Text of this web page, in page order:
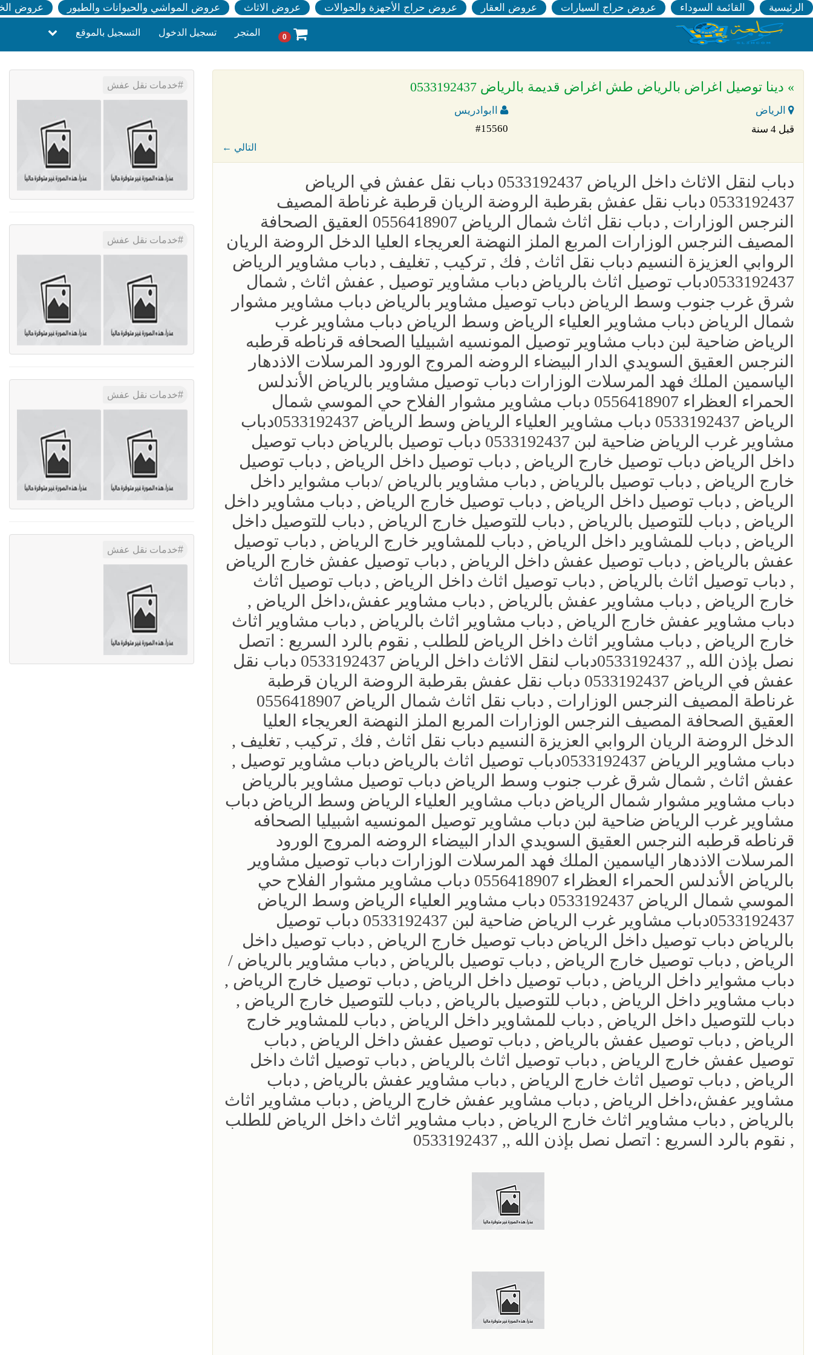
الرئيسية القائمة السوداء عروض حراج السيارات عروض العقار عروض حراج الأجهزة والجوالات عروض الاثاث عروض المواشي والحيوانات والطيور عروض
0 المتجر تسجيل الدخول التسجيل بالموقع
» دينا توصيل اغراض بالرياض طش اغراض قديمة بالرياض 0533192437
الرياض
اابوادريس
قبل 4 سنة
#15560
← التالي
دباب لنقل الاثاث داخل الرياض 0533192437 دباب نقل عفش في الرياض
0533192437 دباب نقل عفش بقرطبة الروضة الريان قرطبة غرناطة المصيف
النرجس الوزارات , دباب نقل اثاث شمال الرياض 0556418907 العقيق الصحافة
المصيف النرجس الوزارات المربع الملز النهضة العريجاء العليا الدخل الروضة الريان
الروابي العزيزة النسيم ‎دباب نقل اثاث , فك , تركيب , تغليف , دباب مشاوير الرياض
0533192437دباب توصيل اثاث بالرياض دباب مشاوير توصيل , عفش اثاث , شمال
شرق غرب جنوب وسط الرياض دباب توصيل مشاوير بالرياض دباب مشاوير مشوار
شمال الرياض دباب مشاوير العلياء الرياض وسط الرياض دباب مشاوير غرب
الرياض ضاحية لبن دباب مشاوير توصيل المونسيه اشبيليا الصحافه قرناطه قرطبه
النرجس العقيق السويدي الدار البيضاء الروضه المروج الورود المرسلات الاذدهار
الياسمين الملك فهد المرسلات الوزارات دباب توصيل مشاوير بالرياض الأندلس
الحمراء العظراء 0556418907 دباب مشاوير مشوار الفلاح حي الموسي شمال
الرياض 0533192437 دباب مشاوير العلياء الرياض وسط الرياض 0533192437دباب
مشاوير غرب الرياض ضاحية لبن 0533192437 دباب توصيل بالرياض دباب توصيل
داخل الرياض دباب توصيل خارج الرياض , دباب توصيل داخل الرياض , دباب توصيل
خارج الرياض , دباب توصيل بالرياض , دباب مشاوير بالرياض /دباب مشواير داخل
الرياض , دباب توصيل داخل الرياض , دباب توصيل خارج الرياض , دباب مشاوير داخل
الرياض , دباب للتوصيل بالرياض , دباب للتوصيل خارج الرياض , دباب للتوصيل داخل
الرياض , دباب للمشاوير داخل الرياض , دباب للمشاوير خارج الرياض , دباب توصيل
عفش بالرياض , دباب توصيل عفش داخل الرياض , دباب توصيل عفش خارج الرياض
, دباب توصيل اثاث بالرياض , دباب توصيل اثاث داخل الرياض , دباب توصيل اثاث
خارج الرياض , دباب مشاوير عفش بالرياض , دباب مشاوير عفش،داخل الرياض ,
دباب مشاوير عفش خارج الرياض , دباب مشاوير اثاث بالرياض , دباب مشاوير اثاث
خارج الرياض , دباب مشاوير اثاث داخل الرياض للطلب , نقوم بالرد السريع : اتصل
نصل بإذن الله ,, 0533192437دباب لنقل الاثاث داخل الرياض 0533192437 دباب نقل
عفش في الرياض 0533192437 دباب نقل عفش بقرطبة الروضة الريان قرطبة
غرناطة المصيف النرجس الوزارات , دباب نقل اثاث شمال الرياض 0556418907
العقيق الصحافة المصيف النرجس الوزارات المربع الملز النهضة العريجاء العليا
الدخل الروضة الريان الروابي العزيزة النسيم ‎دباب نقل اثاث , فك , تركيب , تغليف ,
دباب مشاوير الرياض 0533192437دباب توصيل اثاث بالرياض دباب مشاوير توصيل ,
عفش اثاث , شمال شرق غرب جنوب وسط الرياض دباب توصيل مشاوير بالرياض
دباب مشاوير مشوار شمال الرياض دباب مشاوير العلياء الرياض وسط الرياض دباب
مشاوير غرب الرياض ضاحية لبن دباب مشاوير توصيل المونسيه اشبيليا الصحافه
قرناطه قرطبه النرجس العقيق السويدي الدار البيضاء الروضه المروج الورود
المرسلات الاذدهار الياسمين الملك فهد المرسلات الوزارات دباب توصيل مشاوير
بالرياض الأندلس الحمراء العظراء 0556418907 دباب مشاوير مشوار الفلاح حي
الموسي شمال الرياض 0533192437 دباب مشاوير العلياء الرياض وسط الرياض
0533192437دباب مشاوير غرب الرياض ضاحية لبن 0533192437 دباب توصيل
بالرياض دباب توصيل داخل الرياض دباب توصيل خارج الرياض , دباب توصيل داخل
الرياض , دباب توصيل خارج الرياض , دباب توصيل بالرياض , دباب مشاوير بالرياض /
دباب مشواير داخل الرياض , دباب توصيل داخل الرياض , دباب توصيل خارج الرياض ,
دباب مشاوير داخل الرياض , دباب للتوصيل بالرياض , دباب للتوصيل خارج الرياض ,
دباب للتوصيل داخل الرياض , دباب للمشاوير داخل الرياض , دباب للمشاوير خارج
الرياض , دباب توصيل عفش بالرياض , دباب توصيل عفش داخل الرياض , دباب
توصيل عفش خارج الرياض , دباب توصيل اثاث بالرياض , دباب توصيل اثاث داخل
الرياض , دباب توصيل اثاث خارج الرياض , دباب مشاوير عفش بالرياض , دباب
مشاوير عفش،داخل الرياض , دباب مشاوير عفش خارج الرياض , دباب مشاوير اثاث
بالرياض , دباب مشاوير اثاث خارج الرياض , دباب مشاوير اثاث داخل الرياض للطلب
, نقوم بالرد السريع : اتصل نصل بإذن الله ,, 0533192437
خدمات نقل عفش
خدمات نقل عفش
خدمات نقل عفش
خدمات نقل عفش